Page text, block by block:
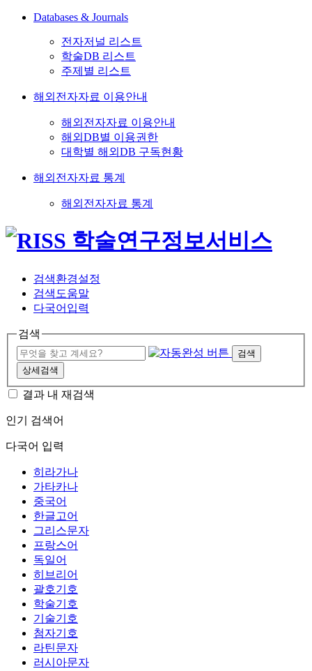
Databases & Journals
전자저널 리스트
학술DB 리스트
주제별 리스트
해외전자자료 이용안내
해외전자자료 이용안내
해외DB별 이용권한
대학별 해외DB 구독현황
해외전자자료 통계
해외전자자료 통계
검색환경설정
검색도움말
다국어입력
검색
검색
상세검색
결과 내 재검색
인기 검색어
다국어 입력
히라가나
가타카나
중국어
한글고어
그리스문자
프랑스어
독일어
히브리어
괄호기호
학술기호
기술기호
첨자기호
라틴문자
러시아문자